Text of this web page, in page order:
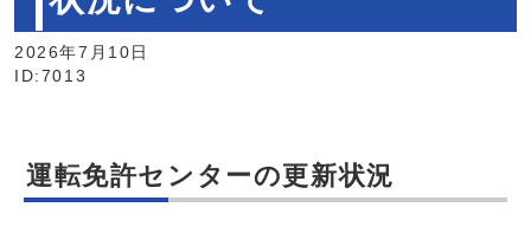
2026年7月10日
ID:7013
運転免許センターの更新状況